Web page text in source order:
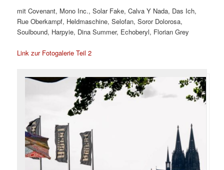
mit Covenant, Mono Inc., Solar Fake, Calva Y Nada, Das Ich,
Rue Oberkampf, Heldmaschine, Selofan, Soror Dolorosa,
Soulbound, Harpyie, Dina Summer, Echoberyl, Florian Grey
Link zur Fotogalerie Teil 2